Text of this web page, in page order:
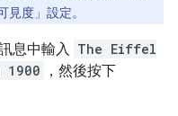
見度」 設定。
息中輸入 The Eiffel
1900
，然後按下